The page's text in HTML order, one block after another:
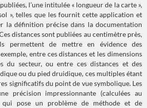
l’une intitulée « longueur de la carte »,
», telles que les fournit cette application et
la définition précise dans la documentation
distances sont publiées au centimètre près,
permettent de mettre en évidence des
entre ces distances et les dimensions
du secteur, ou entre ces distances et des
ou du pied druidique, ces multiples étant
significatifs du point de vue symbolique. Les
précision impressionnante (calculées au
qui pose un problème de méthode et de